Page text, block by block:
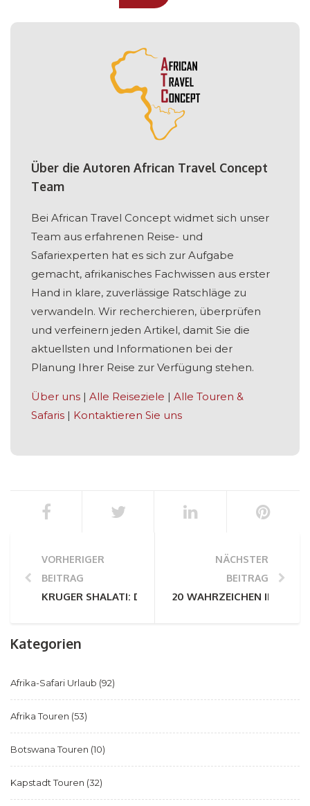
Über die Autoren African Travel Concept
Team
Bei African Travel Concept widmet sich unser
Team aus erfahrenen Reise- und
Safariexperten hat es sich zur Aufgabe
gemacht, afrikanisches Fachwissen aus erster
Hand in klare, zuverlässige Ratschläge zu
verwandeln. Wir recherchieren, überprüfen
und verfeinern jeden Artikel, damit Sie die
aktuellsten und Informationen bei der
Planung Ihrer Reise zur Verfügung stehen.
Über uns | Alle Reiseziele | Alle Touren &
Safaris | Kontaktieren Sie uns
VORHERIGER
BEITRAG
KRUGER SHALATI: DAS LUXUSHOTEL AUF EINER
NÄCHSTER
BEITRAG
20 WAHRZEICHEN IM
Kategorien
Afrika-Safari Urlaub (92)
Afrika Touren (53)
Botswana Touren (10)
Kapstadt Touren (32)